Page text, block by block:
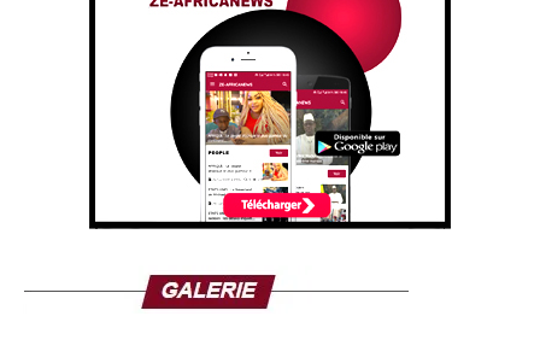
Ousmane Sonko, dans ses déclarations, souhaite une
approche collective de la sécurité en Afrique de l’Ouest.
Aussi déclare-t-il : “Il est illusoire de croire que la menace
sécuritaire s’arrêtera aux frontières du Burkina Faso, du
Mali ou du Niger. C’est une lutte de toute l’Afrique de
Ousmane Sonko n’a pas seulement parlé à l’endroit de